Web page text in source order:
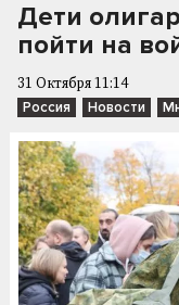
Дети
пойти на
31 Октября 11:14
Россия Новости